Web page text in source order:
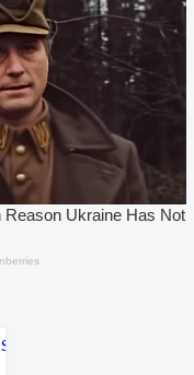
Select Language